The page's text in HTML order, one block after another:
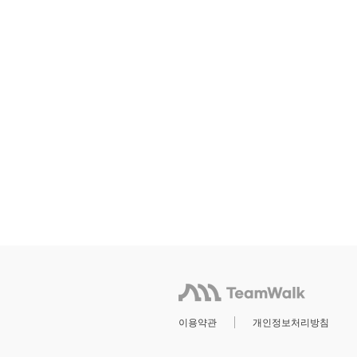
이용약관 개인정보처리방침